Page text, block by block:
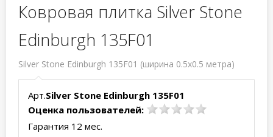
Ковровая плитка Silver Stone
Edinburgh 135F01
Silver Stone Edinburgh 135F01 (ширина 0.5x0.5 метра)
Арт.Silver Stone Edinburgh 135F01
Оценка пользователей:
Гарантия 12 мес.